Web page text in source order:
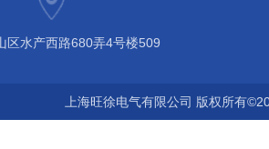
区水产西路680弄4号楼509
上海旺徐电气有限公司 版权所有